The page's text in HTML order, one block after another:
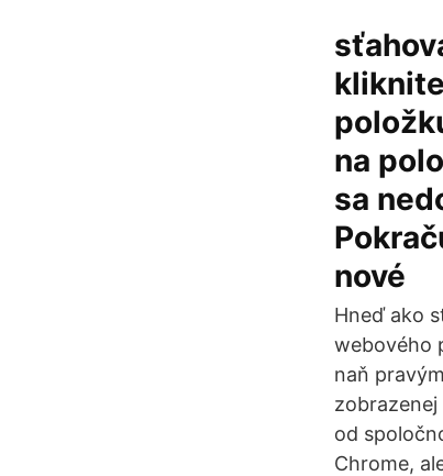
na
sa
nové
Hneď ako
webového
naň
od
Chrome,